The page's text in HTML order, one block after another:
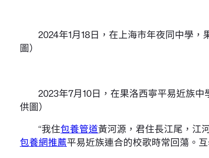
2024年1月18日，在上海市年夜同中學
圖）
2023年7月10日，在果洛西寧平易近族
供圖）
“我住包養管道黃河源，君住長江尾，江
包養網推薦平易近族連合的校歌時常回蕩。